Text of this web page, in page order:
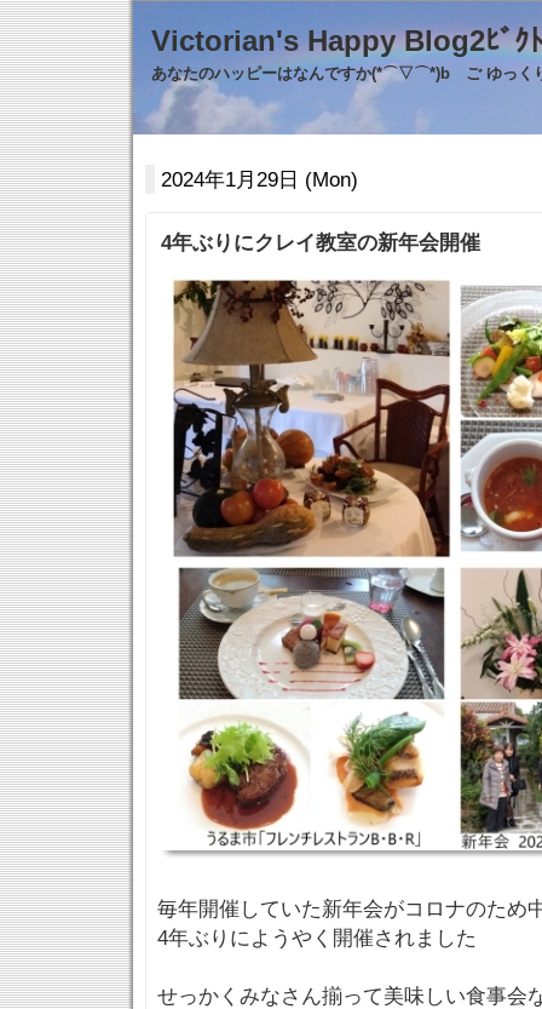
Victorian's Happy
あなたのハッピーはなんですか(*⌒▽⌒*)b ご ゆっく
2024年1月29日 (Mon)
4年ぶりにクレイ教室の新年会開催
毎年開催していた新年会がコロナのため
4年ぶりにようやく開催されました
せっかくみなさん揃って美味しい食事会